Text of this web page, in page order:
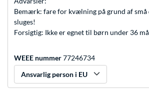
Bemærk: fare for kvælning på grund af små
sluges!
Forsigtig: Ikke er egnet til børn under 36
WEEE nummer77246734
Ansvarlig person i EU